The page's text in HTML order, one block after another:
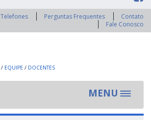
Telefones Perguntas Frequentes
Contato
Fale Conosco
/ EQUIPE / DOCENTES
MENU
Toggle